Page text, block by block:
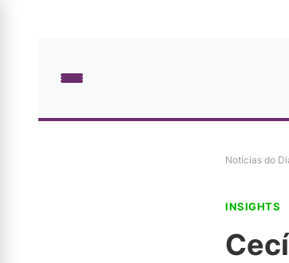
Notícias do
INSIGHTS